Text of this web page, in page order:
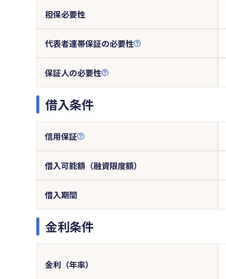
担保必要性
代表者連帯保証の必要性
保証人の必要性
借入条件
信用保証
借入可能額（融資限度額）
借入期間
金利条件
金利（年率）